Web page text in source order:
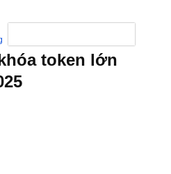
token lớn